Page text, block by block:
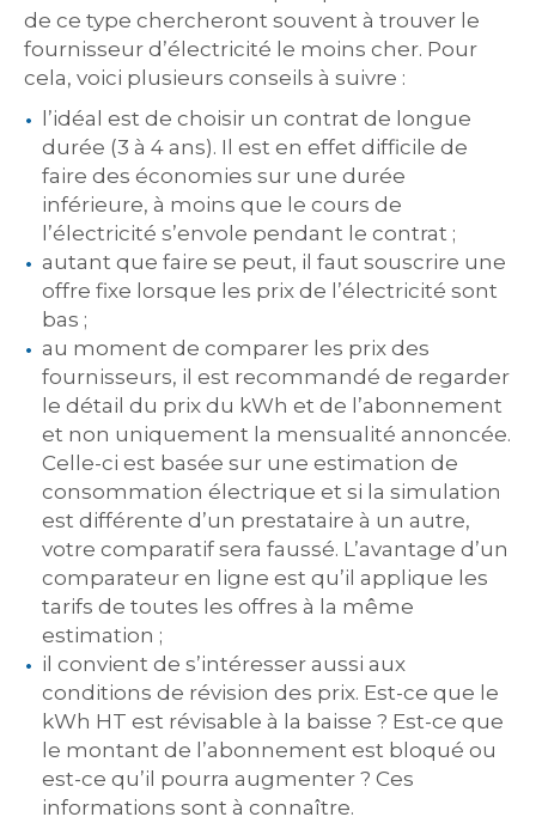
de ce type chercheront souvent à trouver le
fournisseur d’électricité le moins cher. Pour
cela, voici plusieurs conseils à suivre :
l’idéal est de choisir un contrat de longue
durée (3 à 4 ans). Il est en effet difficile de
faire des économies sur une durée
inférieure, à moins que le cours de
l’électricité s’envole pendant le contrat ;
autant que faire se peut, il faut souscrire une
offre fixe lorsque les prix de l’électricité sont
bas ;
au moment de comparer les prix des
fournisseurs, il est recommandé de regarder
le détail du prix du kWh et de l’abonnement
et non uniquement la mensualité annoncée.
Celle-ci est basée sur une estimation de
consommation électrique et si la simulation
est différente d’un prestataire à un autre,
votre comparatif sera faussé. L’avantage d’un
comparateur en ligne est qu’il applique les
tarifs de toutes les offres à la même
estimation ;
il convient de s’intéresser aussi aux
conditions de révision des prix. Est-ce que le
kWh HT est révisable à la baisse ? Est-ce que
le montant de l’abonnement est bloqué ou
est-ce qu’il pourra augmenter ? Ces
informations sont à connaître.